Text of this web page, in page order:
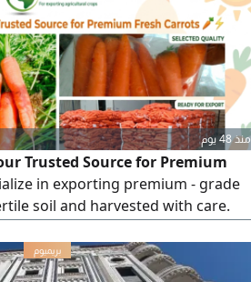
in touch with our team
منذ 48 يوم
Trusted Source for Premium
in exporting premium - grade
soil and harvested with care.
produce, maintaining a longer
Contact us to discuss your